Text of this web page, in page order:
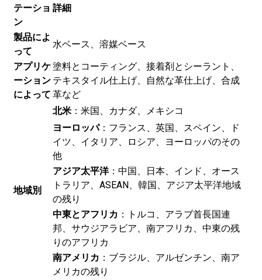
テーショ
ン
詳細
製品によ
って
水ベース、溶媒ベース
アプリケ
ーション
によって
塗料とコーティング、接着剤とシーラント、
テキスタイル仕上げ、自然な革仕上げ、合成
革など
地域別
北米 ：米国、カナダ、メキシコ
ヨーロッパ：フランス、英国、スペイン、ド
イツ、イタリア、ロシア、ヨーロッパのその
他
アジア太平洋：中国、日本、インド、オース
トラリア、ASEAN、韓国、アジア太平洋地域
の残り
中東とアフリカ ：トルコ、アラブ首長国連
邦、サウジアラビア、南アフリカ、中東の残
りのアフリカ
南アメリカ ：ブラジル、アルゼンチン、南ア
メリカの残り